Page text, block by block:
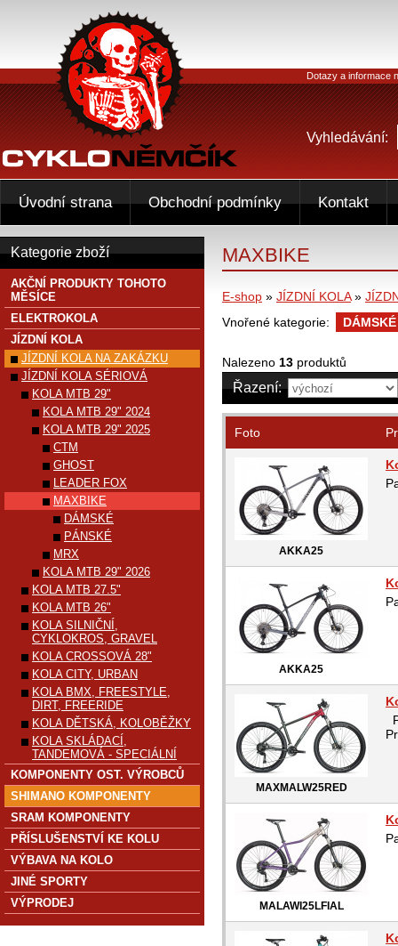
MAXBIKE
E-shop » JÍZDNÍ KOLA»
Vnořené kategorie:
DÁMSKÉ
Nalezeno 13 produktů
Řazení:
Foto
AKKA25
AKKA25
MAXMALW25RED
MALAWI25LFIAL
Kategorie zboží
AKČNÍ PRODUKTY TOHOTO
MĚSÍCE
ELEKTROKOLA
JÍZDNÍ KOLA
JÍZDNÍ KOLA NA ZAKÁZKU
JÍZDNÍ KOLA SÉRIOVÁ
KOLA MTB 29"
KOLA MTB 29" 2024
KOLA MTB 29" 2025
CTM
GHOST
LEADER FOX
MAXBIKE
DÁMSKÉ
PÁNSKÉ
MRX
KOLA MTB 29" 2026
KOLA MTB 27.5"
KOLA MTB 26"
KOLA SILNIČNÍ,
CYKLOKROS, GRAVEL
KOLA CROSSOVÁ 28"
KOLA CITY, URBAN
KOLA BMX, FREESTYLE,
DIRT, FREERIDE
KOLA DĚTSKÁ, KOLOBĚŽKY
KOLA SKLÁDACÍ,
TANDEMOVÁ - SPECIÁLNÍ
KOMPONENTY OST. VÝROBCŮ
SHIMANO KOMPONENTY
SRAM KOMPONENTY
PŘÍSLUŠENSTVÍ KE KOLU
VÝBAVA NA KOLO
JINÉ SPORTY
VÝPRODEJ
Dotazy a informace
Vyhledávání:
Úvodní strana Obchodní podmínky Kontakt